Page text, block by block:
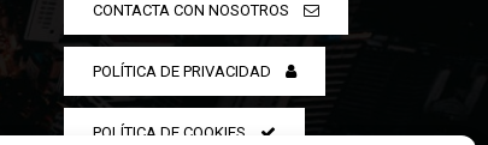
CONTACTA CON NOSOTROS
POLÍTICA DE PRIVACIDAD
POLÍTICA DE COOKIES